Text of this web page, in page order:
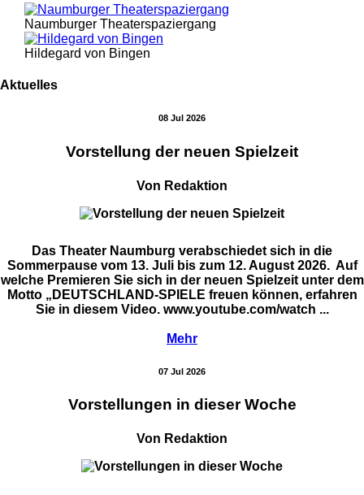
Naumburger Theaterspaziergang
Hildegard von Bingen
Aktuelles
08 Jul 2026
Vorstellung der neuen Spielzeit
Von Redaktion
Das Theater Naumburg verabschiedet sich in die
Sommerpause vom 13. Juli bis zum 12. August 2026. Auf
welche Premieren Sie sich in der neuen Spielzeit unter dem
Motto „DEUTSCHLAND-SPIELE freuen können, erfahren
Sie in diesem Video. www.youtube.com/watch ...
Mehr
07 Jul 2026
Vorstellungen in dieser Woche
Von Redaktion